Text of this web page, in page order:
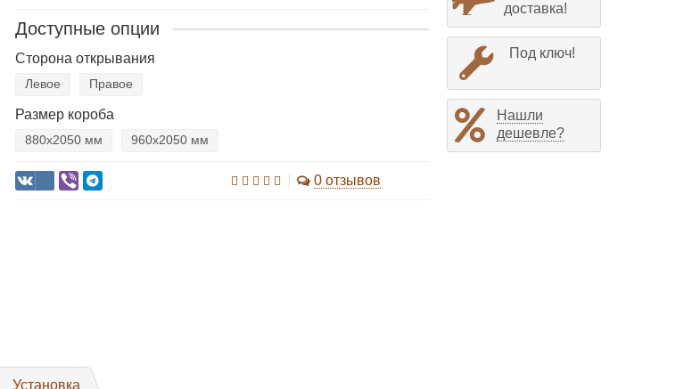
Доступные опции
Сторона открывания
Левое Правое
Размер короба
880х2050 мм 960х2050 мм
0 отзывов
доставка!
Под ключ!
Нашли
дешевле?
Установка